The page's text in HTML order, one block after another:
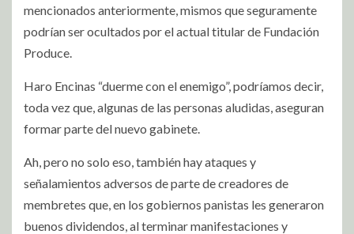
mencionados anteriormente, mismos que seguramente
podrían ser ocultados por el actual titular de Fundación
Produce.
Haro Encinas “duerme con el enemigo”, podríamos decir,
toda vez que, algunas de las personas aludidas, aseguran
formar parte del nuevo gabinete.
Ah, pero no solo eso, también hay ataques y
señalamientos adversos de parte de creadores de
membretes que, en los gobiernos panistas les generaron
buenos dividendos, al terminar manifestaciones y